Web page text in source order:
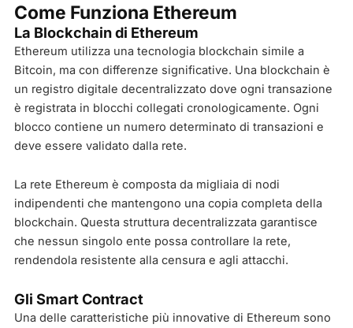
Come Funziona Ethereum
La Blockchain di Ethereum
Ethereum utilizza una tecnologia blockchain simile a
Bitcoin, ma con differenze significative. Una blockchain è
un registro digitale decentralizzato dove ogni transazione
è registrata in blocchi collegati cronologicamente. Ogni
blocco contiene un numero determinato di transazioni e
deve essere validato dalla rete.
La rete Ethereum è composta da migliaia di nodi
indipendenti che mantengono una copia completa della
blockchain. Questa struttura decentralizzata garantisce
che nessun singolo ente possa controllare la rete,
rendendola resistente alla censura e agli attacchi.
Gli Smart Contract
Una delle caratteristiche più innovative di Ethereum sono